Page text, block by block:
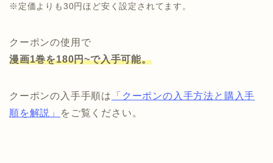
※ 定価よりも30円ほど安く設定されてます。
クーポンの使用で
漫画1巻を180円~で入手可能。
クーポンの入手手順は
「クーポンの入手方法と購入手
順を解説」
をご覧ください。